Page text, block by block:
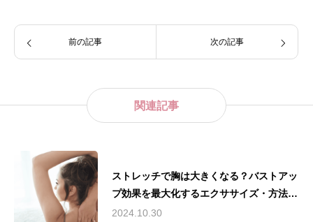
前の記事 次の記事
関連記事
ストレッチで胸は大きくなる？バストアッ
プ効果を最大化するエクササイズ・方法の
秘訣とは？
2024.10.30